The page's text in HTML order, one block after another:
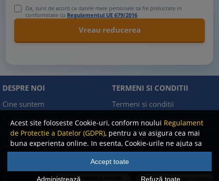
Acest site foloseste Cookie-uri, conform noului Regulament
de Protectie a Datelor (GDPR), pentru a va asigura cea mai
buna experienta online. In esenta, Cookie-urile ne ajuta sa
imbunatatim continutul de pe site, oferindu-va dvs.,
cititorul, o experienta online personalizata si mult mai
rapida. Ele sunt folosite doar de site-ul nostru si partenerii
Accept toate
Administrează Refuză toate
Da, sunt de acord ca datele mele personale sa fie prelucrate in
conformitate cu Regulamentul UE 679/2016
DESPRE NOI
Cine suntem
Cum comand?
Cum platesc?
TERMENI SI CONDITII
Termeni si conditii
Facebook
Contact